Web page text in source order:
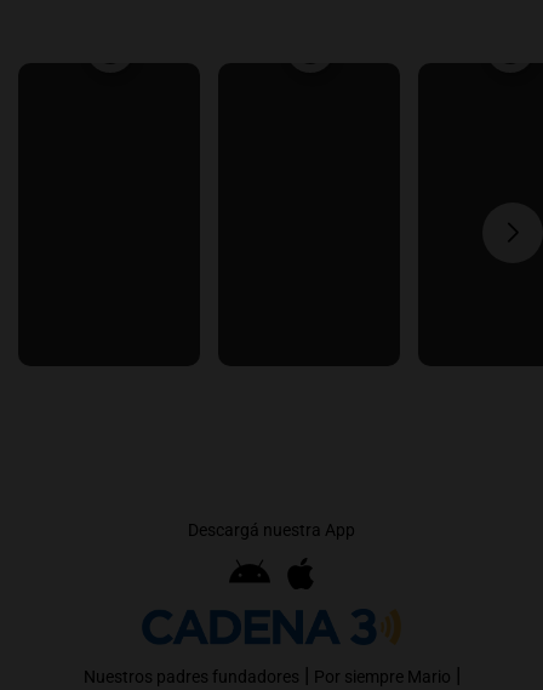
Descargá nuestra App
Nuestros padres fundadores | Por siempre Mario |